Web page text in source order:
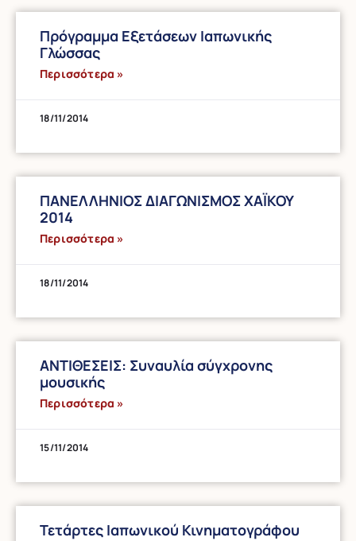
Πρόγραμμα Εξετάσεων Ιαπωνικής
Γλώσσας
Περισσότερα »
18/11/2014
ΠΑΝΕΛΛΗΝΙΟΣ ΔΙΑΓΩΝΙΣΜΟΣ ΧΑΪΚΟΥ
2014
Περισσότερα »
18/11/2014
ΑΝΤΙΘΕΣΕΙΣ: Συναυλία σύγχρονης
μουσικής
Περισσότερα »
15/11/2014
Τετάρτες Ιαπωνικού Κινηματογράφου